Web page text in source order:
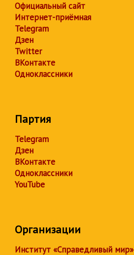
Официальный сайт
Интернет-приёмная
Telegram
Дзен
Twitter
ВКонтакте
Одноклассники
Партия
Telegram
Дзен
ВКонтакте
Одноклассники
YouTube
Организации
Институт «Справедливый мир»